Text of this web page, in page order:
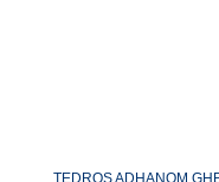
TEDROS ADHANOM